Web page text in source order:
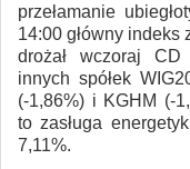
przełamanie
14:00 główny indeks
drożał wczoraj CD
innych spółek
(-1,86%) i KGHM (-
to zasługa
7,11%.